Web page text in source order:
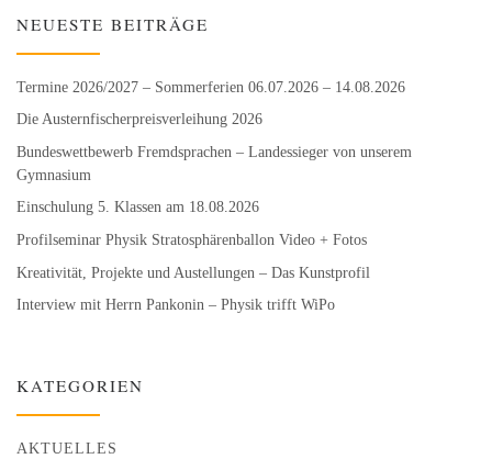
NEUESTE BEITRÄGE
Termine 2026/2027 – Sommerferien 06.07.2026 – 14.08.2026
Die Austernfischer­preisverleihung 2026
Bundeswett­bewerb Fremdsprachen – Landessieger von unserem
Gymnasium
Einschulung 5. Klassen am 18.08.2026
Profilseminar Physik Stratosphären­ballon Video + Fotos
Kreativität, Projekte und Austellungen – Das Kunstprofil
Interview mit Herrn Pankonin – Physik trifft WiPo
KATEGORIEN
AKTUELLES